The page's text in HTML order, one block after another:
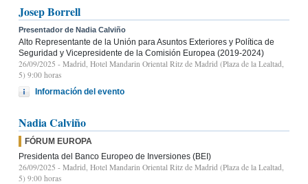
Josep Borrell
Presentador de Nadia Calviño
Alto Representante de la Unión para Asuntos Exteriores y Política de
Seguridad y Vicepresidente de la Comisión Europea (2019-2024)
26/09/2025 - Madrid, Hotel Mandarin Oriental Ritz de Madrid (Plaza de la Lealtad,
5) 9:00 horas
Información del evento
Nadia Calviño
FÓRUM EUROPA
Presidenta del Banco Europeo de Inversiones (BEI)
26/09/2025 - Madrid, Hotel Mandarin Oriental Ritz de Madrid (Plaza de la Lealtad,
5) 9:00 horas